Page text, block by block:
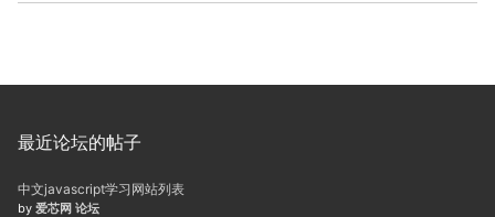
最近论坛的帖子
中文javascript学习网站列表
by 爱芯网 论坛